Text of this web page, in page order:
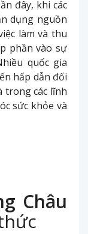
đây, khi các
dụng nguồn
làm và thu
phần vào sự
quốc gia
hấp dẫn đối
trong các lĩnh
sức khỏe và
Châu